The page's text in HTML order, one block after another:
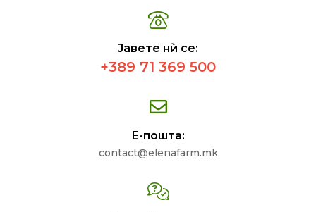
Јавете нѝ се:
+389 71 369 500
Е-пошта:
contact@elenafarm.mk